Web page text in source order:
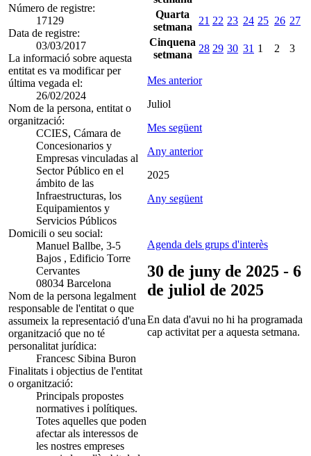
Número de registre:
17129
Data de registre:
03/03/2017
La informació sobre aquesta
entitat es va modificar per
última vegada el:
26/02/2024
Nom de la persona, entitat o
organització:
CCIES, Cámara de
Concesionarios y
Empresas vinculadas al
Sector Público en el
ámbito de las
Infraestructuras, los
Equipamientos y
Servicios Públicos
Domicili o seu social:
Manuel Ballbe, 3-5
Bajos , Edificio Torre
Cervantes
08034 Barcelona
Nom de la persona legalment
responsable de l'entitat o que
assumeix la representació d'una
organització que no té
personalitat jurídica:
Francesc Sibina Buron
Finalitats i objectius de l'entitat
o organització:
Principals propostes
normatives i polítiques.
Totes aquelles que poden
afectar als interessos de
les nostres empreses
Quarta
setmana
21 22 23 24 25 26 27
Cinquena
setmana
28 29 30 31 1 2 3
Mes anterior
Juliol
Mes següent
Any anterior
2025
Any següent
Agenda dels grups d'interès
30 de juny de 2025 - 6
de juliol de 2025
En data d'avui no hi ha programada
cap activitat per a aquesta setmana.